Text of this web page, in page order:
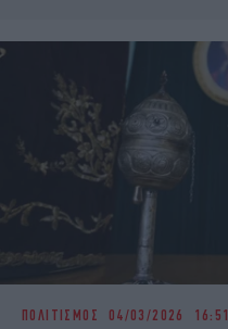
ΠΟΛΙΤΙΣΜΟΣ 04/03/2026 16:51